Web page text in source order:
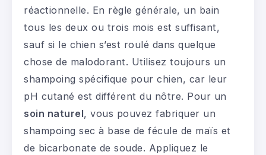
réactionnelle. En règle générale, un bain
tous les deux ou trois mois est suffisant,
sauf si le chien s’est roulé dans quelque
chose de malodorant. Utilisez toujours un
shampoing spécifique pour chien, car leur
pH cutané est différent du nôtre. Pour un
soin naturel, vous pouvez fabriquer un
shampoing sec à base de fécule de maïs et
de bicarbonate de soude. Appliquez le